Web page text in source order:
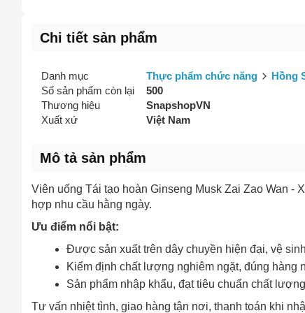
Chi tiết sản phẩm
Danh mục Thực phẩm chức năng
Hồng
Số sản phẩm còn lại
500
Thương hiệu
SnapshopVN
Xuất xứ
Việt Nam
Mô tả sản phẩm
Viên uống Tái tạo hoàn Ginseng Musk Zai Zao Wan -
hợp nhu cầu hằng ngày.
Ưu điểm nổi bật:
Được sản xuất trên dây chuyền hiện đại, vệ
Kiểm định chất lượng nghiêm ngặt, đúng hàng
Sản phẩm nhập khẩu, đạt tiêu chuẩn chất
Tư vấn nhiệt tình, giao hàng tận nơi, thanh toán khi